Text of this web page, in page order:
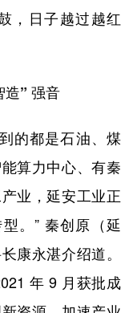
，日子越过越红
” 强音
的都是石油、煤
算力中心、有秦
业，延安工业正
。” 秦创原（延
康永湛介绍道。
年 9 月获批成